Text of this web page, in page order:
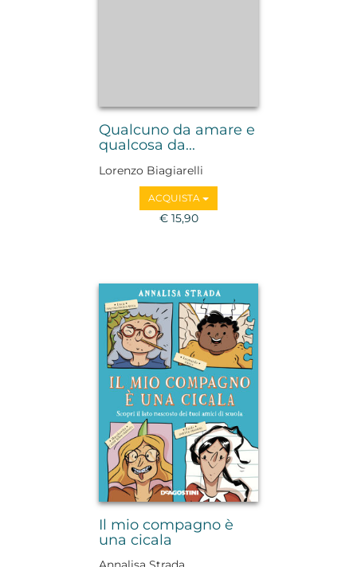
Qualcuno da amare e
qualcosa da...
Lorenzo Biagiarelli
ACQUISTA
€ 15,90
Il mio compagno è
una cicala